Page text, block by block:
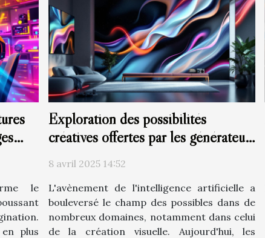
le
plus
Exploration des possibilités
créatives offertes par les générateurs
d'images à base d'IA
8 avril 2025 14:52
L'avènement de l'intelligence artificielle a
bouleversé le champ des possibles dans de
nombreux domaines, notamment dans celui
de la création visuelle. Aujourd'hui, les